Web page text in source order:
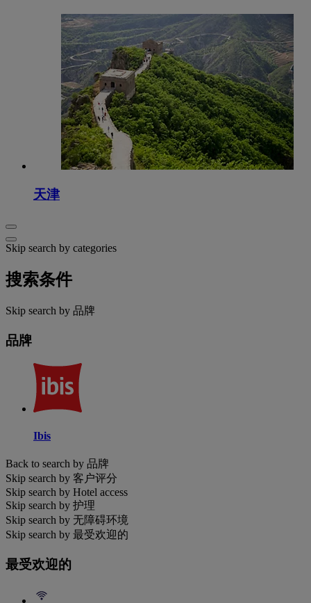
天津
Skip search by categories
搜索条件
Skip search by 品牌
品牌
Ibis
Back to search by 品牌
Skip search by 客户评分
Skip search by Hotel access
Skip search by 护理
Skip search by 无障碍环境
Skip search by 最受欢迎的
最受欢迎的